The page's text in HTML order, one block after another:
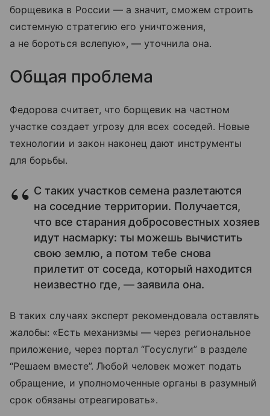
борщевика в России — а значит, сможем строить
системную стратегию его уничтожения,
а не бороться вслепую», — уточнила она.
Общая проблема
Федорова считает, что борщевик на частном
участке создает угрозу для всех соседей. Новые
технологии и закон наконец дают инструменты
для борьбы.
С таких участков семена разлетаются
на соседние территории. Получается,
что все старания добросовестных хозяев
идут насмарку: ты можешь вычистить
свою землю, а потом тебе снова
прилетит от соседа, который находится
неизвестно где, — заявила она.
В таких случаях эксперт рекомендовала оставлять
жалобы: «Есть механизмы — через региональное
приложение, через портал “Госуслуги” в разделе
“Решаем вместе”. Любой человек может подать
обращение, и уполномоченные органы в разумный
срок обязаны отреагировать».